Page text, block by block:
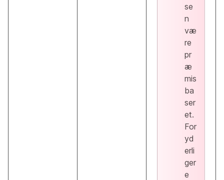
se
n
væ
re
pr
æ
mis
ba
ser
et.
For
yd
erli
ger
e